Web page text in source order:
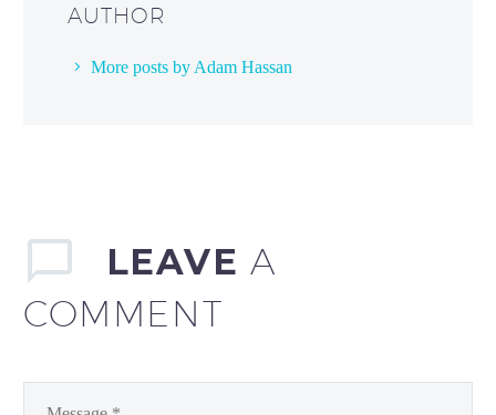
AUTHOR
More posts by Adam Hassan
LEAVE A
COMMENT